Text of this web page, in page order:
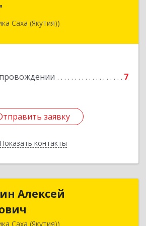
Саха (Якутия))
7
заявку
Показать контакты
Республика Саха (Якутия), у.
Подробнее
заявку
Назад
Алексей
Саха (Якутия))
ИП Старыгин Алексей